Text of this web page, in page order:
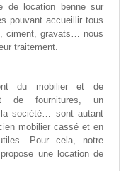
de location benne sur
pouvant accueillir tous
ciment, gravats… nous
traitement.
du mobilier et de
de fournitures, un
la société… sont autant
mobilier cassé et en
Pour cela, notre
une location de